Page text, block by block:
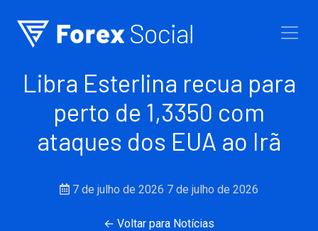
Libra Esterlina recua para
perto de 1,3350 com
ataques dos EUA ao Irã
7 de julho de 2026 7 de julho de 2026
← Voltar para Notícias